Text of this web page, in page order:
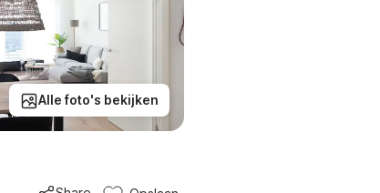
Alle foto's bekijken